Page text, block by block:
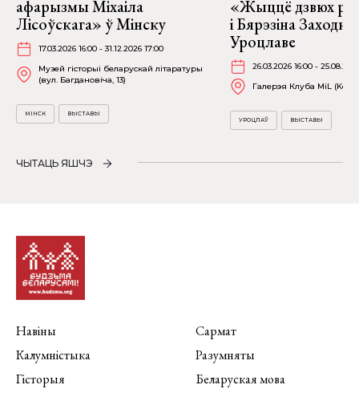
афарызмы Міхаіла
Лісоўскага» ў Мінску
17.03.2026 16:00 - 31.12.2026 17:00
Музей гісторыі беларускай літаратуры
(вул. Багдановіча, 13)
МІНСК ВЫСТАВЫ
«Жыццё дзвюх
і Бярэзіна
Уроцлаве
26.03.2026 16:00 -
Галерэя Клуба MiL
УРОЦЛАЎ ВЫСТАВЫ
ЧЫТАЦЬ ЯШЧЭ
Навіны
Калумністыка
Гісторыя
Сармат
Разумняты
Беларуская мова